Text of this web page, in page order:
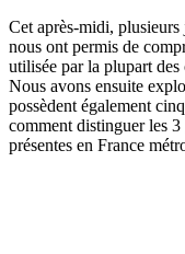
Cet après-midi,
nous ont permis de
utilisée par la plupart des
Nous avons ensuite
possèdent également
comment distinguer les 3
présentes en France